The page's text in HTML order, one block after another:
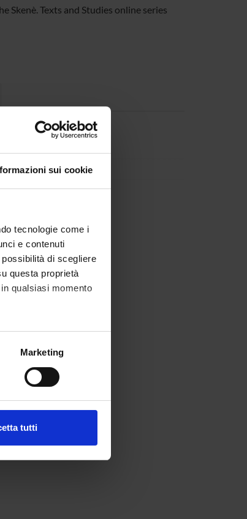
sui cookie
tecnologie come i
e contenuti
di scegliere
questa proprietà
qualsiasi momento
Marketing
tutti
Texts and Studies online series